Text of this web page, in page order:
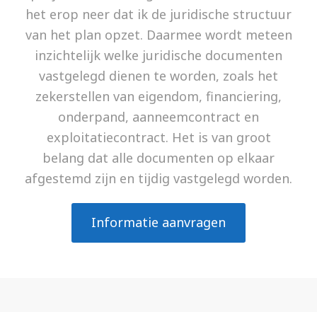
het erop neer dat ik de juridische structuur
van het plan opzet. Daarmee wordt meteen
inzichtelijk welke juridische documenten
vastgelegd dienen te worden, zoals het
zekerstellen van eigendom, financiering,
onderpand, aanneemcontract en
exploitatiecontract. Het is van groot
belang dat alle documenten op elkaar
afgestemd zijn en tijdig vastgelegd worden.
Informatie aanvragen